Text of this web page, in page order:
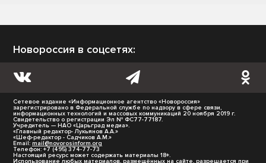
Новороссия в соцсетях:
Сетевое издание «Информационное агентство «Новороссия»
зарегистрировано в Федеральной службе по надзору в сфере связи,
информационных технологий и массовых коммуникаций 20 ноября 2019 г.
Свидетельство о регистрации Эл № ФС77-77187.
Учредитель — НАО «Царьград медиа».
«Главный редактор- Лукьянов А.А.»
«Шеф-редактор - Садчиков А.М.»
Email: mail@novorosinform.org
Телефон: +7 (495) 374-77-73
Настоящий ресурс может содержать материалы 18+.
Использование любых материалов, размещённых на сайте, разрешается при